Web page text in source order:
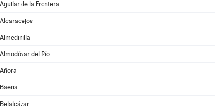
Aguilar de la Frontera
Alcaracejos
Almedinilla
Almodóvar del Río
Añora
Baena
Belalcázar